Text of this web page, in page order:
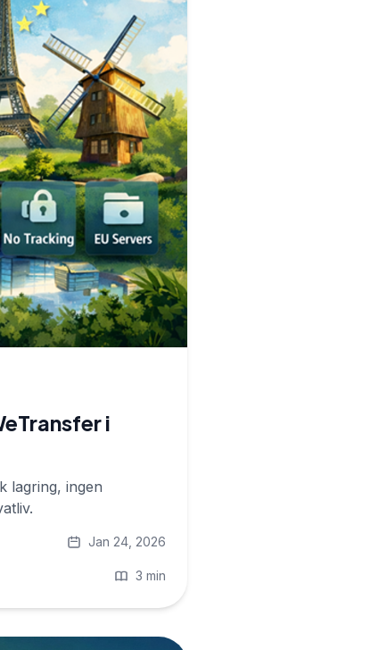
i
lagring, ingen
Jan 24, 2026
3 min